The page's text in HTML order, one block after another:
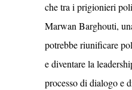
che tra i prigionieri
Marwan Barghouti,
potrebbe riunificare
e diventare la
processo di dialogo e